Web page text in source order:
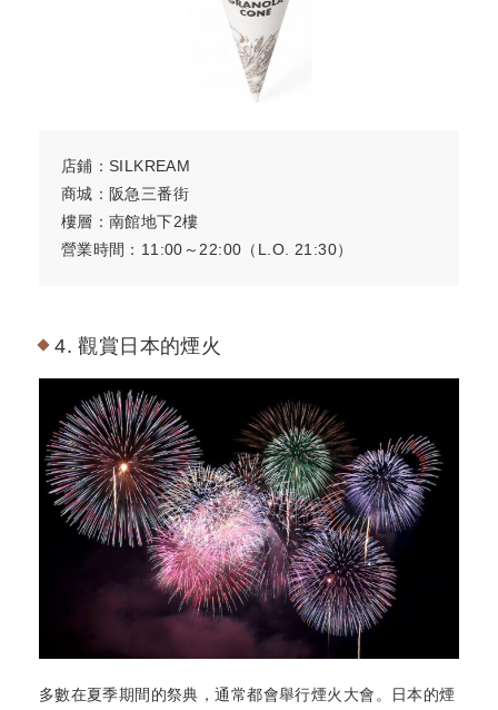
店鋪：SILKREAM
商城：阪急三番街
樓層：南館地下2樓
營業時間：11:00～22:00（L.O. 21:30）
4. 觀賞日本的煙火
多數在夏季期間的祭典，通常都會舉行煙火大會。日本的煙